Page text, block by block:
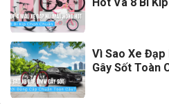
Vì Sao Xe Đạp
Gây Sốt Toàn